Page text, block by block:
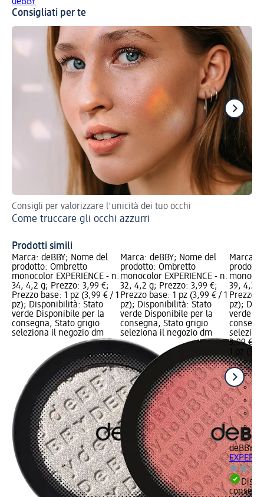
Consigliati per te
Consigli per valorizzare l'unicità dei tuo occhi
Come truccare gli occhi azzurri
Prodotti simili
Marca: deBBY; Nome del
prodotto: Ombretto
monocolor EXPERIENCE - n.
34, 4,2 g; Prezzo: 3,99 €;
Prezzo base: 1 pz (3,99 € / 1
pz); Disponibilità: Stato
verde Disponibile per la
consegna, Stato grigio
seleziona il negozio dm
Marca: deBBY; Nome del
prodotto: Ombretto
monocolor EXPERIENCE - n.
32, 4,2 g; Prezzo: 3,99 €;
Prezzo base: 1 pz (3,99 € / 1
pz); Disponibilità: Stato
verde Disponibile per la
consegna, Stato grigio
seleziona il negozio dm
Marca:
39, 4,2
Prezzo
pz);
verde
3,99 €
1 pz
deBBY